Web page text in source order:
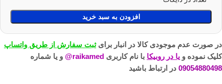
افزودن به سبد خرید
در صورت عدم موجودی کالا در انبار برایثبت سفارش از طریق واتساپ
کلیک نموده و یا در روبیکا با نام کاربری raikamed@
و یا شماره
09054880498 در ارتباط باشید